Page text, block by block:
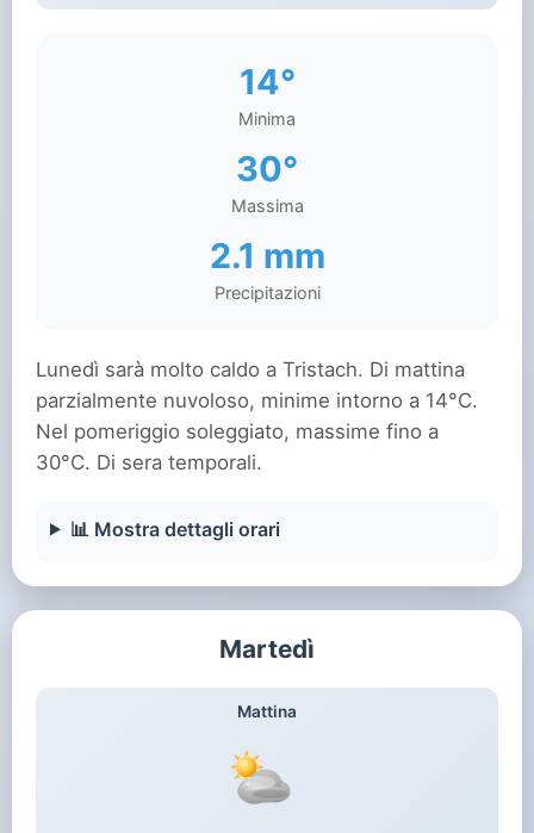
14°
Minima
30°
Massima
2.1 mm
Precipitazioni
Lunedì sarà molto caldo a Tristach. Di mattina
parzialmente nuvoloso, minime intorno a 14°C.
Nel pomeriggio soleggiato, massime fino a
30°C. Di sera temporali.
📊 Mostra dettagli orari
Martedì
Mattina